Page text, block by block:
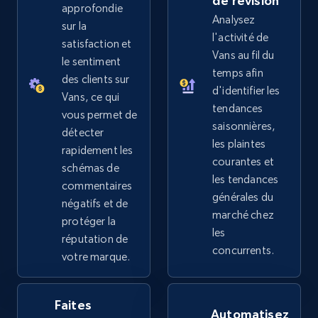
eBay - Collect records by category
URL, Product id, Title, Seller name, Seller rating,
Seller reviews, Breadcrumbs, Root category, and
more.
2.5K+ 359+ Commencer
Google Shopping
URL, Product id, Title, Product description,
Rating, Reviews count, Images, Variations, and
more.
2.4K+ Commencer
approfondie
sur la
satisfaction et
le sentiment
des clients sur
Vans, ce qui
vous permet de
détecter
rapidement les
schémas de
commentaires
négatifs et de
protéger la
réputation de
votre marque.
Analysez
l'activité de
Vans au fil du
temps afin
d'identifier les
tendances
saisonnières,
les plaintes
courantes et
les tendances
générales du
marché chez
les
concurrents.
Faites
Automatisez